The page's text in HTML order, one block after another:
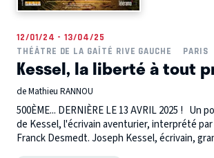
12/01/24 - 13/04/25
THÉÂTRE DE LA GAÎTÉ RIVE GAUCHE
PARIS
Kessel, la liberté à tout
de Mathieu RANNOU
500ÈME... DERNIÈRE LE 13 AVRIL 2025 ! Un
de Kessel, l'écrivain aventurier, interprété
Franck Desmedt. Joseph Kessel, écrivain,